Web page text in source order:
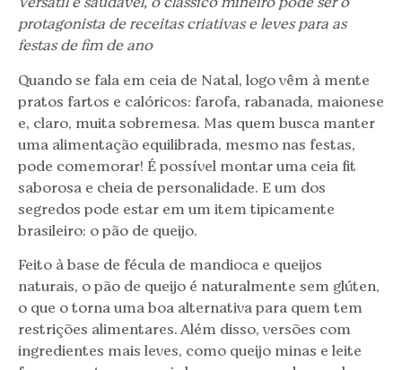
protagonista de receitas criativas e leves para as
festas de fim de ano
Quando se fala em ceia de Natal, logo vêm à mente
pratos fartos e calóricos: farofa, rabanada, maionese
e, claro, muita sobremesa. Mas quem busca manter
uma alimentação equilibrada, mesmo nas festas,
pode comemorar! É possível montar uma ceia fit
saborosa e cheia de personalidade. E um dos
segredos pode estar em um item tipicamente
brasileiro: o pão de queijo.
Feito à base de fécula de mandioca e queijos
naturais, o pão de queijo é naturalmente sem glúten,
o que o torna uma boa alternativa para quem tem
restrições alimentares. Além disso, versões com
ingredientes mais leves, como queijo minas e leite